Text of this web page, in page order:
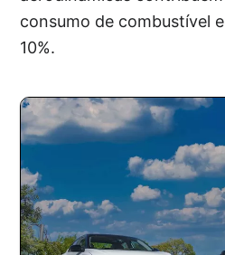
consumo de combustível
10%.